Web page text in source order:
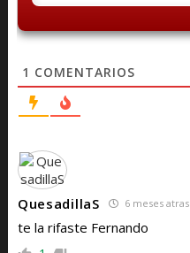
1 COMENTARIOS
QuesadillaS 6 meses atras
te la rifaste Fernando